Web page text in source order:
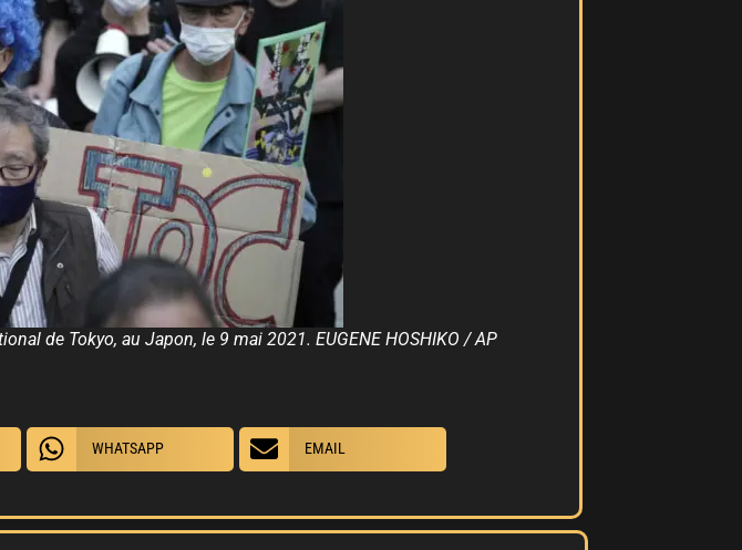
de Tokyo, au Japon, le 9 mai 2021. EUGENE HOSHIKO / AP
WHATSAPP EMAIL